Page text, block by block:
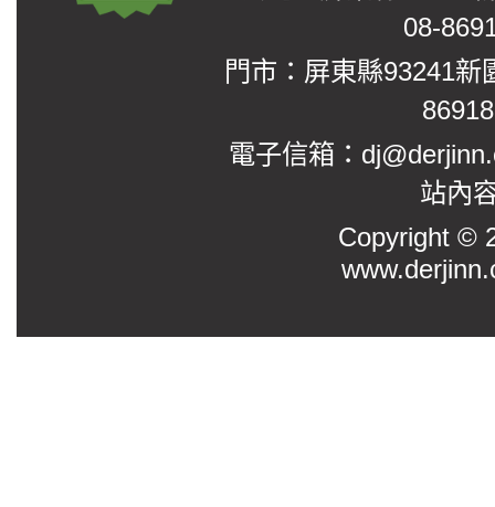
08-
門市：屏東縣93241
電子信箱：
站內
Copyright ©